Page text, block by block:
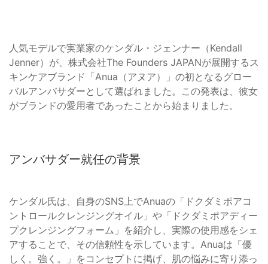
人気モデルで実業家のケンダル・ジェンナー（Kendall
Jenner）が、株式会社The Founders JAPANが展開するス
キンケアブランド「Anua（アヌア）」の初となるグロー
バルアンバサダーとして選ばれました。この発表は、彼女
がブランドの愛用者であったことから始まりました。
アンバサダー就任の背景
ケンダル氏は、自身のSNS上でAnuaの「ドクダミポアコ
ントロールクレンジングオイル」や「ドクダミポアディー
プクレンジングフォーム」を紹介し、実際の使用感をシェ
アすることで、その信頼性を示しています。Anuaは「優
しく。強く。」をコンセプトに掲げ、肌の悩みに寄り添っ